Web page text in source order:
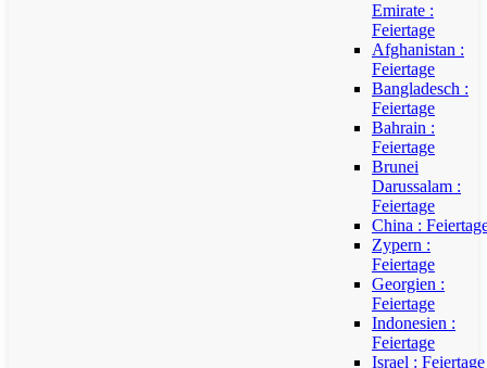
Emirate :
Feiertage
Afghanistan :
Feiertage
Bangladesch :
Feiertage
Bahrain :
Feiertage
Brunei
Darussalam :
Feiertage
China :
Zypern :
Feiertage
Georgien :
Feiertage
Indonesien :
Feiertage
Israel : Feiertage